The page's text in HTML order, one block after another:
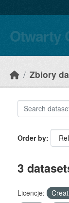
Otwarty
Zbiory
Order by
3
Licencje: